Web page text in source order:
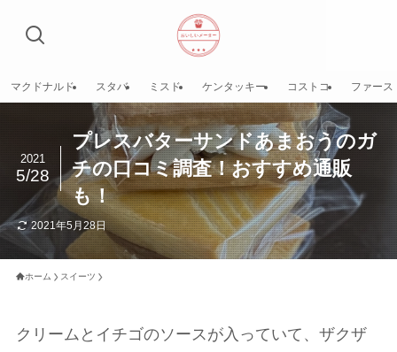
マクドナルド スタバ ミスド ケンタッキー コストコ ファース
プレスバターサンドあまおうのガ
チの口コミ調査！おすすめ通販
も！
2021
5/28
2021年5月28日
ホーム スイーツ
クリームとイチゴのソースが入っていて、ザクザ